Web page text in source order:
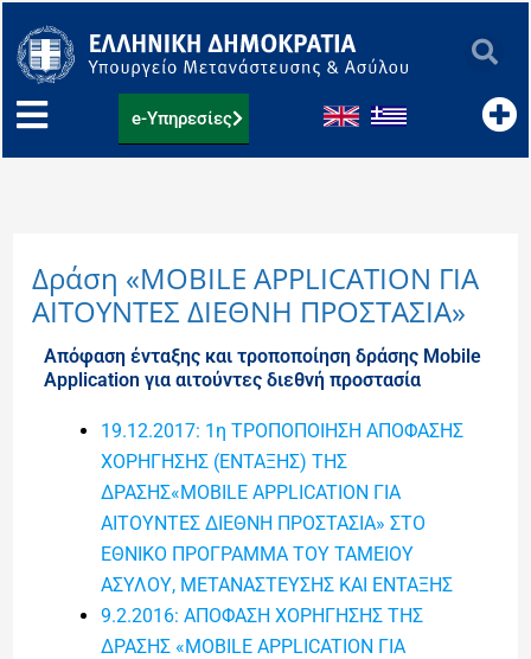
στο
περιεχόμενο
e-Υπηρεσίες
Δράση «MOBILE APPLICATION ΓΙΑ
ΑΙΤΟΥΝΤΕΣ ΔΙΕΘΝΗ ΠΡΟΣΤΑΣΙΑ»
Απόφαση ένταξης και τροποποίηση δράσης Mobile
Application για αιτούντες διεθνή προστασία
19.12.2017: 1η ΤΡΟΠΟΠΟΙΗΣΗ ΑΠΟΦΑΣΗΣ
ΧΟΡΗΓΗΣΗΣ (ΕΝΤΑΞΗΣ) ΤΗΣ
ΔΡΑΣΗΣ«MOBILE APPLICATION ΓΙΑ
ΑΙΤΟΥΝΤΕΣ ΔΙΕΘΝΗ ΠΡΟΣΤΑΣΙΑ» ΣΤΟ
ΕΘΝΙΚΟ ΠΡΟΓΡΑΜΜΑ ΤΟΥ ΤΑΜΕΙΟΥ
ΑΣΥΛΟΥ, ΜΕΤΑΝΑΣΤΕΥΣΗΣ ΚΑΙ ΕΝΤΑΞΗΣ
9.2.2016: ΑΠΟΦΑΣΗ ΧΟΡΗΓΗΣΗΣ ΤΗΣ
ΔΡΑΣΗΣ «MOBILE APPLICATION ΓΙΑ